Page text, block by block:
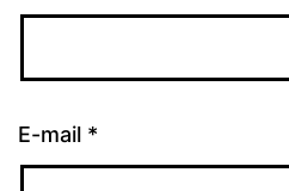
E-mail *